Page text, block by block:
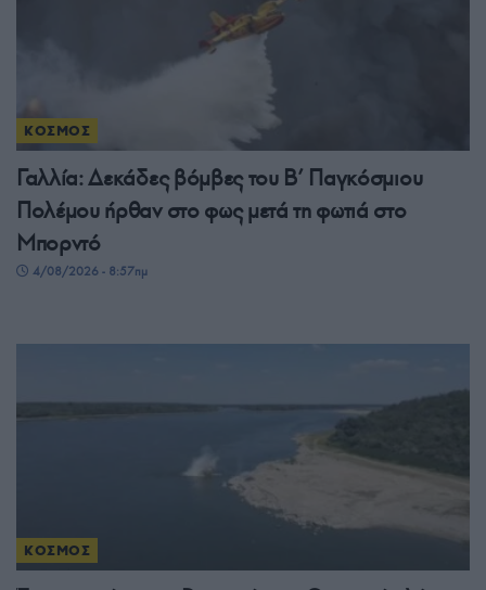
ΚΟΣΜΟΣ
Γαλλία: Δεκάδες βόμβες του Β’ Παγκόσμιου
Πολέμου ήρθαν στο φως μετά τη φωτιά στο
Μπορντό
4/08/2026 - 8:57πμ
ΚΟΣΜΟΣ